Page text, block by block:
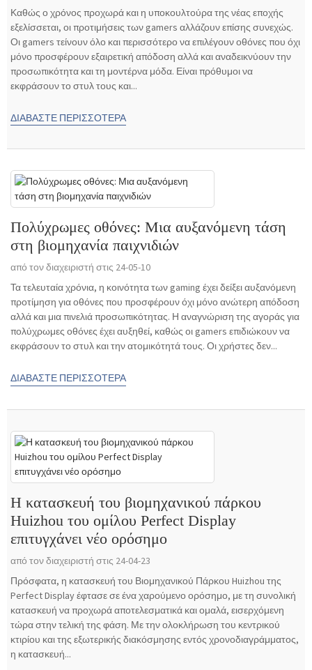
Καθώς ο χρόνος προχωρά και η υποκουλτούρα της νέας εποχής
εξελίσσεται, οι προτιμήσεις των gamers αλλάζουν επίσης συνεχώς.
Οι gamers τείνουν όλο και περισσότερο να επιλέγουν οθόνες που όχι
μόνο προσφέρουν εξαιρετική απόδοση αλλά και αναδεικνύουν την
προσωπικότητα και τη μοντέρνα μόδα. Είναι πρόθυμοι να
εκφράσουν το στυλ τους και...
ΔΙΑΒΆΣΤΕ ΠΕΡΙΣΣΌΤΕΡΑ
Πολύχρωμες οθόνες: Μια αυξανόμενη τάση
στη βιομηχανία παιχνιδιών
από τον διαχειριστή στις 24-05-10
Τα τελευταία χρόνια, η κοινότητα των gaming έχει δείξει αυξανόμενη
προτίμηση για οθόνες που προσφέρουν όχι μόνο ανώτερη απόδοση
αλλά και μια πινελιά προσωπικότητας. Η αναγνώριση της αγοράς για
πολύχρωμες οθόνες έχει αυξηθεί, καθώς οι gamers επιδιώκουν να
εκφράσουν το στυλ και την ατομικότητά τους. Οι χρήστες δεν...
ΔΙΑΒΆΣΤΕ ΠΕΡΙΣΣΌΤΕΡΑ
Η κατασκευή του βιομηχανικού πάρκου
Huizhou του ομίλου Perfect Display
επιτυγχάνει νέο ορόσημο
από τον διαχειριστή στις 24-04-23
Πρόσφατα, η κατασκευή του Βιομηχανικού Πάρκου Huizhou της
Perfect Display έφτασε σε ένα χαρούμενο ορόσημο, με τη συνολική
κατασκευή να προχωρά αποτελεσματικά και ομαλά, εισερχόμενη
τώρα στην τελική της φάση. Με την ολοκλήρωση του κεντρικού
κτιρίου και της εξωτερικής διακόσμησης εντός χρονοδιαγράμματος,
η κατασκευή...